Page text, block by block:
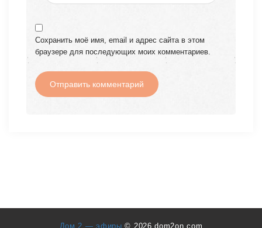
Сохранить моё имя, email и адрес сайта в этом
браузере для последующих моих комментариев.
Дом 2 — эфиры© 2026 dom2on.com